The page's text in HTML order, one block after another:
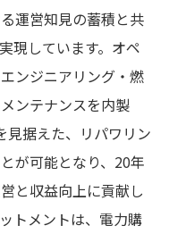
しました。
運営知見の蓄積と共
現しています。オペ
ンジニアリング・燃
ンテナンスを内製
見据えた、リパワリン
が可能となり、20年
と収益向上に貢献し
トメントは、電力購